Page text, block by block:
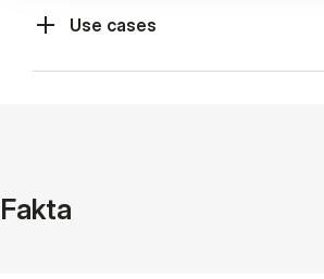
Use cases
Fakta